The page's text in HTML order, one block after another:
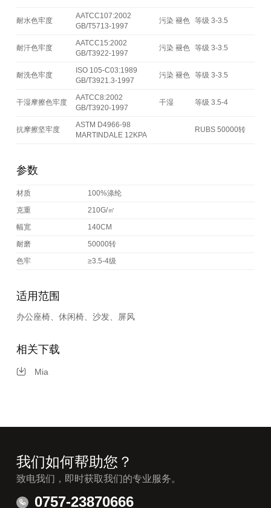
耐水色牢度
AATCC107:2002
GB/T5713-1997
污染 褪色 等级 3-3.5
耐汗色牢度
AATCC15:2002
GB/T3922-1997
污染 褪色 等级 3-3.5
耐洗色牢度
ISO 105-C03:1989
GB/T3921.3-1997
污染 褪色 等级 3-3.5
干湿摩擦色牢度
AATCC8:2002
GB/T3920-1997
干湿 等级 3.5-4
抗摩擦坚牢度
ASTM D4966-98
MARTINDALE 12KPA
RUBS 50000转
参数
材质
100%涤纶
克重
210G/㎡
幅宽
140CM
耐磨
50000转
色牢
≥3.5-4级
适用范围
办公座椅、休闲椅、沙发、屏风
相关下载
Mia
我们如何帮助您？
致电我们，即时获取我们的专业服务。
0757-23870666